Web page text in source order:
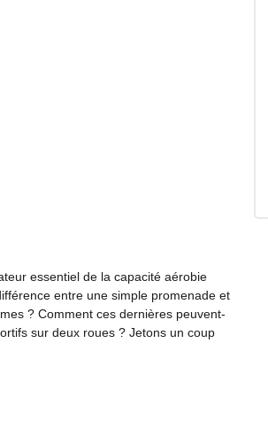
essentiel de la capacité aérobie
entre une simple promenade et
? Comment ces dernières peuvent-
sur deux roues ? Jetons un coup